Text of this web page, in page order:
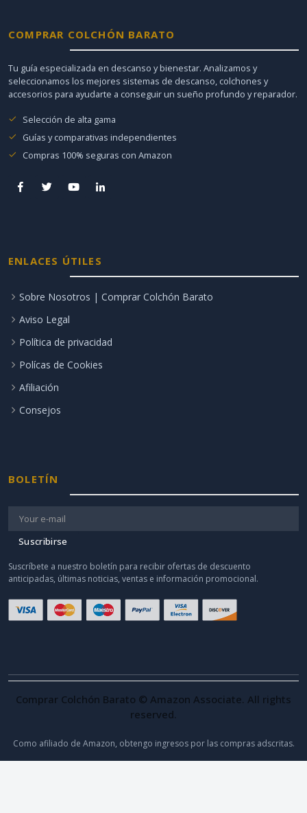
COMPRAR COLCHÓN BARATO
Tu guía especializada en descanso y bienestar. Analizamos y
seleccionamos los mejores sistemas de descanso, colchones y
accesorios para ayudarte a conseguir un sueño profundo y reparador.
Selección de alta gama
Guías y comparativas independientes
Compras 100% seguras con Amazon
ENLACES ÚTILES
Sobre Nosotros | Comprar Colchón Barato
Aviso Legal
Política de privacidad
Polícas de Cookies
Afiliación
Consejos
BOLETÍN
Suscribirse
Suscríbete a nuestro boletín para recibir ofertas de descuento
anticipadas, últimas noticias, ventas e información promocional.
Comprar Colchón Barato © Amazon Associate. All rights
reserved.
Como afiliado de Amazon, obtengo ingresos por las compras adscritas.